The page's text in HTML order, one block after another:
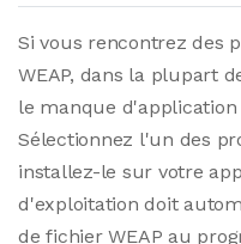
Si vous rencontrez des
WEAP, dans la plupart
le manque
Sélectionnez l'un des
installez-le sur votre
d'exploitation doit
de fichier WEAP au